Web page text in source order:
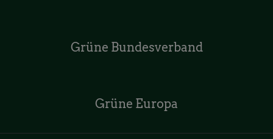
Grüne Bundesverband
Grüne Europa